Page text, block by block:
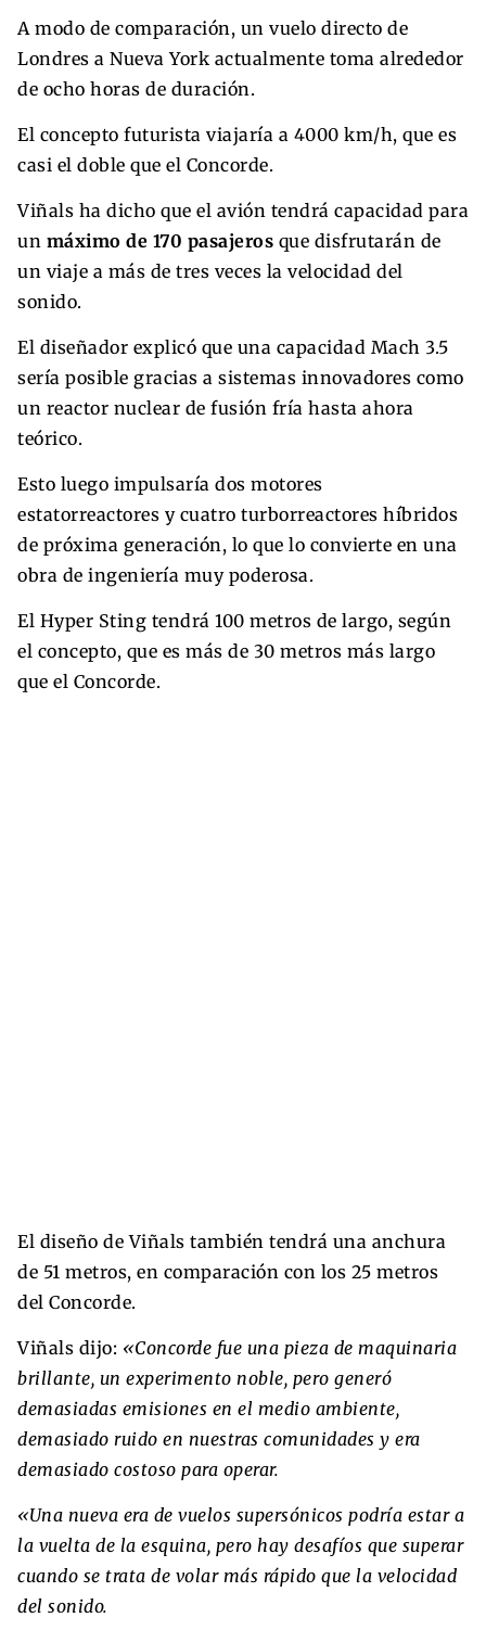
A modo de comparación, un vuelo directo de
Londres a Nueva York actualmente toma alrededor
de ocho horas de duración.
El concepto futurista viajaría a 4000 km/h, que es
casi el doble que el Concorde.
Viñals ha dicho que el avión tendrá capacidad para
un máximo de 170 pasajeros que disfrutarán de
un viaje a más de tres veces la velocidad del
sonido.
El diseñador explicó que una capacidad Mach 3.5
sería posible gracias a sistemas innovadores como
un reactor nuclear de fusión fría hasta ahora
teórico.
Esto luego impulsaría dos motores
estatorreactores y cuatro turborreactores híbridos
de próxima generación, lo que lo convierte en una
obra de ingeniería muy poderosa.
El Hyper Sting tendrá 100 metros de largo, según
el concepto, que es más de 30 metros más largo
que el Concorde.
El diseño de Viñals también tendrá una anchura
de 51 metros, en comparación con los 25 metros
del Concorde.
Viñals dijo: «Concorde fue una pieza de maquinaria
brillante, un experimento noble, pero generó
demasiadas emisiones en el medio ambiente,
demasiado ruido en nuestras comunidades y era
demasiado costoso para operar.
«Una nueva era de vuelos supersónicos podría estar a
la vuelta de la esquina, pero hay desafíos que superar
cuando se trata de volar más rápido que la velocidad
del sonido.